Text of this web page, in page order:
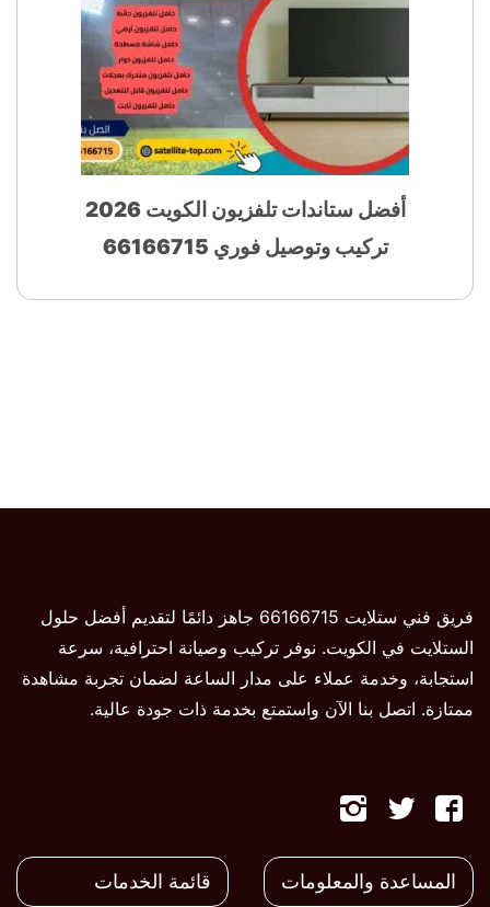
أفضل ستاندات تلفزيون الكويت 2026
تركيب وتوصيل فوري 66166715
فريق فني ستلايت 66166715 جاهز دائمًا لتقديم أفضل حلول
الستلايت في الكويت. نوفر تركيب وصيانة احترافية، سرعة
استجابة، وخدمة عملاء على مدار الساعة لضمان تجربة مشاهدة
ممتازة. اتصل بنا الآن واستمتع بخدمة ذات جودة عالية.
تابعنا
على
تابعنا
علىعلى
المساعدة والمعلومات قائمة الخدمات